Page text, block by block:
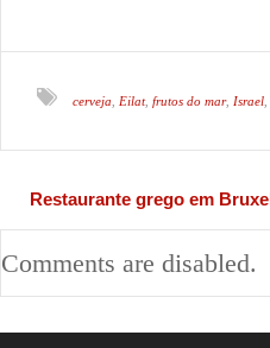
cerveja Eilat, frutos do mar, Israel
Restaurante grego em
Comments are disabled.